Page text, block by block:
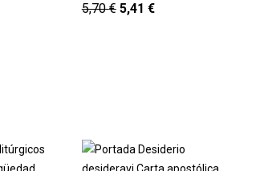
5,70€ 5,41 €